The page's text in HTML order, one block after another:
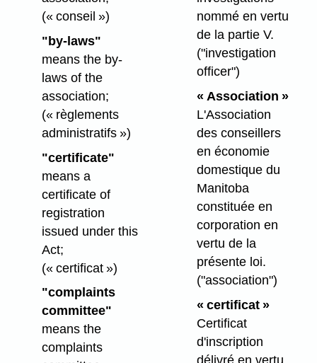
(« conseil »)
"by-laws"
means the by-
laws of the
association;
(« règlements
administratifs »)
"certificate"
means a
certificate of
registration
issued under this
Act;
(« certificat »)
"complaints
committee"
means the
complaints
nommé en vertu
de la partie V.
("investigation
officer")
« Association »
L'Association
des conseillers
en économie
domestique du
Manitoba
constituée en
corporation en
vertu de la
présente loi.
("association")
« certificat »
Certificat
d'inscription
délivré en vertu